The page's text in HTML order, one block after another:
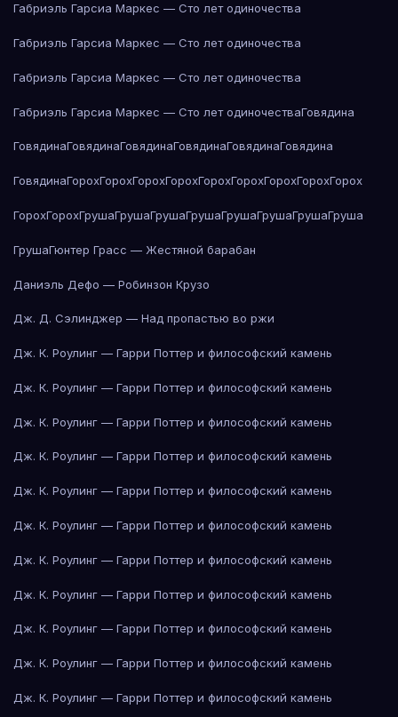
Габриэль Гарсиа Маркес — Сто лет одиночества
Габриэль Гарсиа Маркес — Сто лет одиночества
Габриэль Гарсиа Маркес — Сто лет одиночества
Габриэль Гарсиа Маркес — Сто лет одиночестваГовядина
ГовядинаГовядинаГовядинаГовядинаГовядинаГовядина
ГовядинаГорохГорохГорохГорохГорохГорохГорохГорохГорох
ГорохГорохГрушаГрушаГрушаГрушаГрушаГрушаГрушаГруша
ГрушаГюнтер Грасс — Жестяной барабан
Даниэль Дефо — Робинзон Крузо
Дж. Д. Сэлинджер — Над пропастью во ржи
Дж. К. Роулинг — Гарри Поттер и философский камень
Дж. К. Роулинг — Гарри Поттер и философский камень
Дж. К. Роулинг — Гарри Поттер и философский камень
Дж. К. Роулинг — Гарри Поттер и философский камень
Дж. К. Роулинг — Гарри Поттер и философский камень
Дж. К. Роулинг — Гарри Поттер и философский камень
Дж. К. Роулинг — Гарри Поттер и философский камень
Дж. К. Роулинг — Гарри Поттер и философский камень
Дж. К. Роулинг — Гарри Поттер и философский камень
Дж. К. Роулинг — Гарри Поттер и философский камень
Дж. К. Роулинг — Гарри Поттер и философский камень